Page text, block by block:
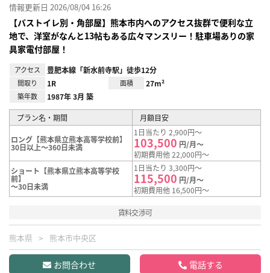
情報更新日 2026/08/04 16:26
【バストイレ別・角部屋】熊本市内へのアクセス抜群で便利な立
地で、洋室がなんと13帖もある広々マンスリー！駐車場ありの家
具家電付部屋！
アクセス 豊肥本線「新水前寺駅」徒歩12分
間取り 1R 面積 27m²
築年数 1987年 3月 築
プラン名・期間 月額目安
ロング【熊本県立熊本高等学校前】
30日以上～360日未満
1日当たり 2,900円～
103,500 円/月～
初期費用他 22,000円～
ショート【熊本県立熊本高等学校
前】
～30日未満
1日当たり 3,300円～
115,500 円/月～
初期費用他 16,500円～
賃料交渉可
熊本県 熊本市中央区
お問合わせ 電話する